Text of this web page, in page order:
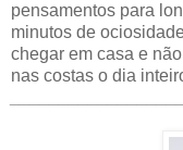
pensamentos para
minutos de
chegar em casa e
nas costas o dia